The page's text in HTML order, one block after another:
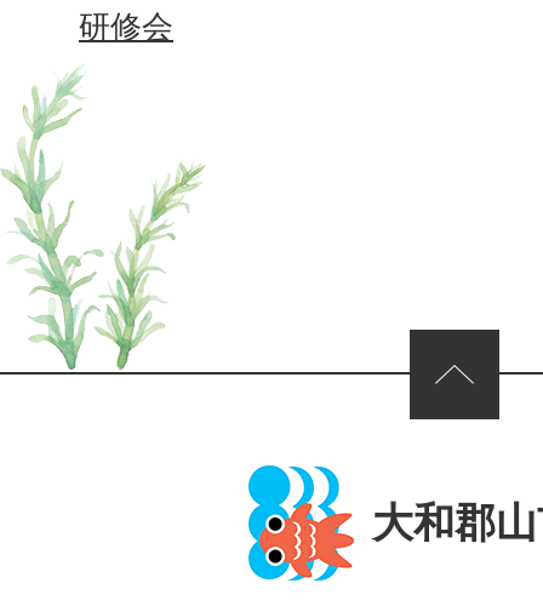
研修会
ページの先頭へ
大和郡